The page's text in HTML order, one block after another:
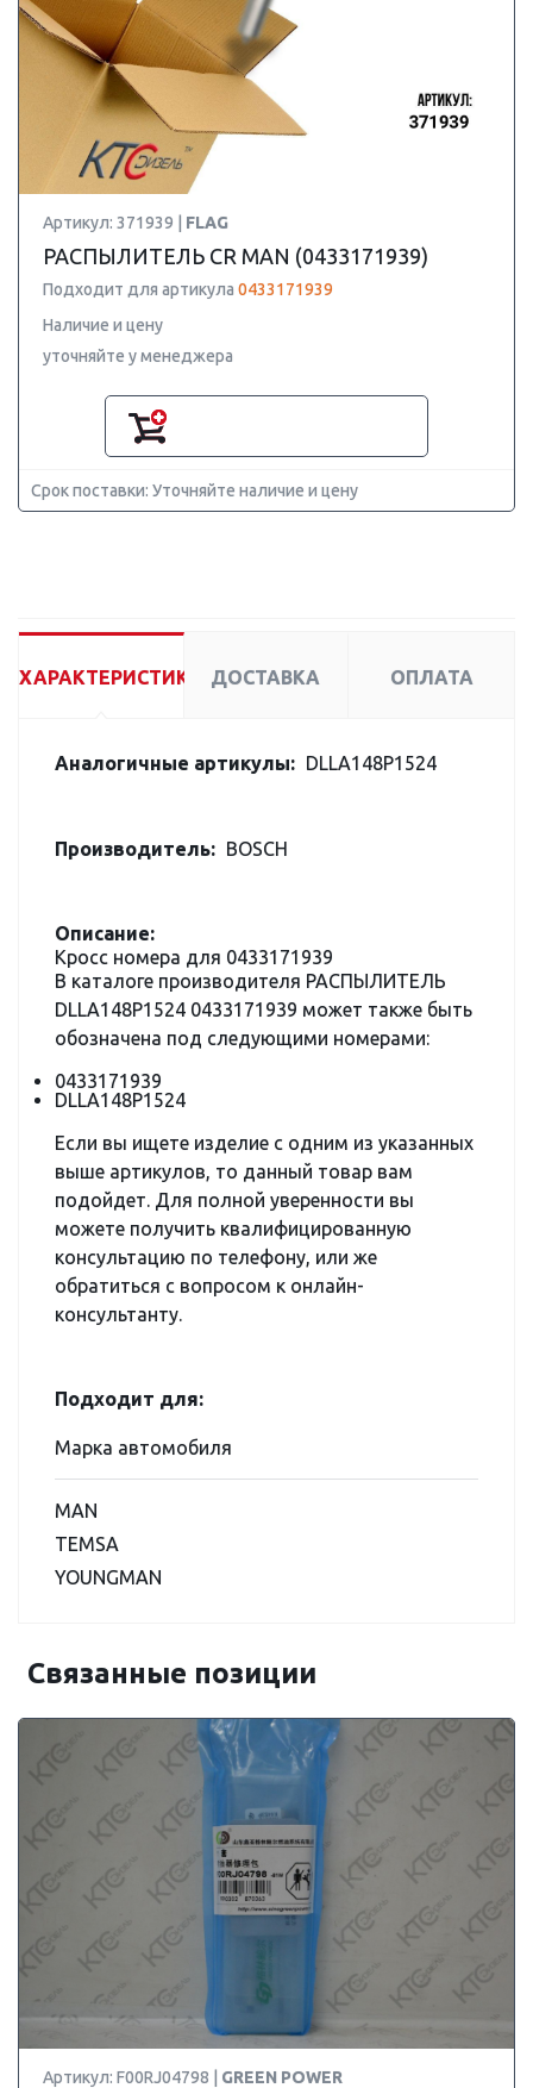
Артикул: 371939 | FLAG
РАСПЫЛИТЕЛЬ CR MAN (0433171939)
Подходит для артикула 0433171939
Наличие и цену
уточняйте у менеджера
Срок поставки: Уточняйте наличие и цену
ХАРАКТЕРИСТИКИ ДОСТАВКА ОПЛАТА
Аналогичные артикулы: DLLA148P1524
Производитель: BOSCH
Описание:
Кросс номера для 0433171939
В каталоге производителя РАСПЫЛИТЕЛЬ
DLLA148P1524 0433171939 может также быть
обозначена под следующими номерами:
0433171939
DLLA148P1524
Если вы ищете изделие с одним из указанных
выше артикулов, то данный товар вам
подойдет. Для полной уверенности вы
можете получить квалифицированную
консультацию по телефону, или же
обратиться с вопросом к онлайн-
консультанту.
Подходит для:
Марка автомобиля
MAN
TEMSA
YOUNGMAN
Связанные позиции
Артикул: F00RJ04798 | GREEN POWER